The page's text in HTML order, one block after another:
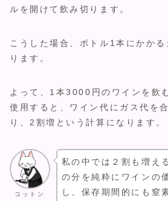
ルを開けて飲み切ります。
こうした場合、ボトル1本にかか
ります。
よって、1本3000円のワインを飲
使用すると、ワイン代にガス代を
り、2割増という計算になります。
コットン
私の中では２割も増え
の分を純粋にワインの
し、保存期間的にも窒